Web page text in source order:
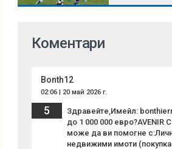
Коментари
Bonth12
02:06 | 20 май 2026 г.
5
Здравейте,Имейл:
до 1 000 000 евро?AVENIR
може да ви помогне
недвижими имоти